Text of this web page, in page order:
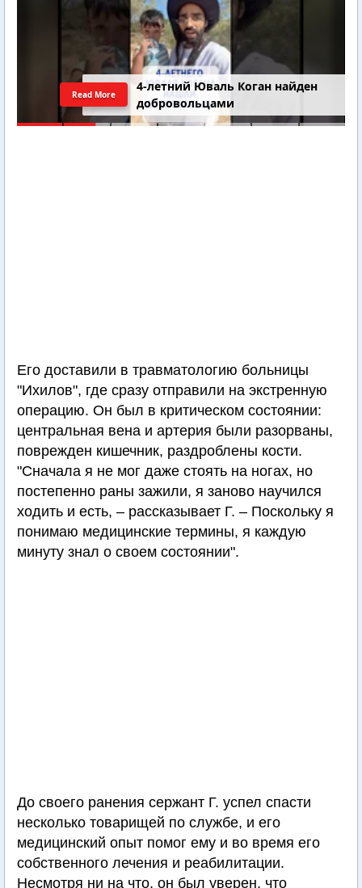
4-летний Юваль Коган найден
добровольцами
Read More
Его доставили в травматологию больницы
"Ихилов", где сразу отправили на экстренную
операцию. Он был в критическом состоянии:
центральная вена и артерия были разорваны,
поврежден кишечник, раздроблены кости.
"Сначала я не мог даже стоять на ногах, но
постепенно раны зажили, я заново научился
ходить и есть, – рассказывает Г. – Поскольку я
понимаю медицинские термины, я каждую
минуту знал о своем состоянии".
До своего ранения сержант Г. успел спасти
несколько товарищей по службе, и его
медицинский опыт помог ему и во время его
собственного лечения и реабилитации.
Несмотря ни на что, он был уверен, что